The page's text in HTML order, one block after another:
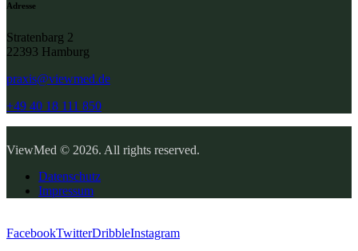
Adresse
Stratenbarg 2
22393 Hamburg
praxis@viewmed.de
+49 40 18 111 850
ViewMed © 2026. All rights reserved.
Datenschutz
Impressum
FacebookTwitterDribbleInstagram